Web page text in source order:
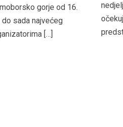
gorje od 16.
sada najvećeg
[…]